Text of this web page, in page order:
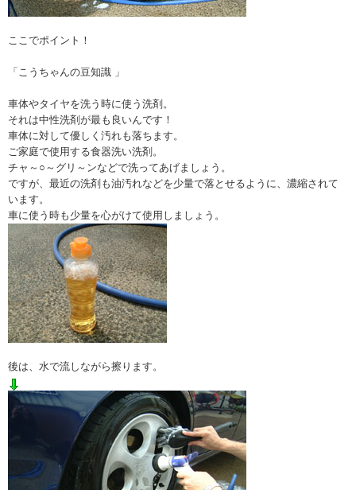
ここでポイント！
「こうちゃんの豆知識 」
車体やタイヤを洗う時に使う洗剤。
それは中性洗剤が最も良いんです！
車体に対して優しく汚れも落ちます。
ご家庭で使用する食器洗い洗剤。
チャ～○～グリ～ンなどで洗ってあげましょう。
ですが、最近の洗剤も油汚れなどを少量で落とせるように、濃縮されて
います。
車に使う時も少量を心がけて使用しましょう。
後は、水で流しながら擦ります。